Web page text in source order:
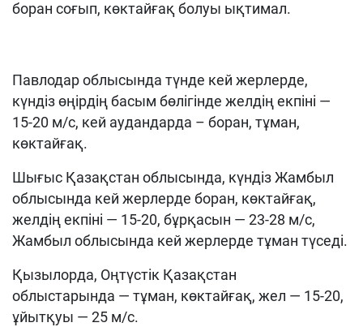
боран соғып, көктайғақ болуы ықтимал.
Павлодар облысында түнде кей жерлерде,
күндіз өңірдің басым бөлігінде желдің екпіні —
15-20 м/с, кей аудандарда – боран, тұман,
көктайғақ.
Шығыс Қазақстан облысында, күндіз Жамбыл
облысында кей жерлерде боран, көктайғақ,
желдің екпіні — 15-20, бұрқасын — 23-28 м/с,
Жамбыл облысында кей жерлерде тұман түседі.
Қызылорда, Оңтүстік Қазақстан
облыстарында — тұман, көктайғақ, жел — 15-20,
ұйытқуы — 25 м/с.